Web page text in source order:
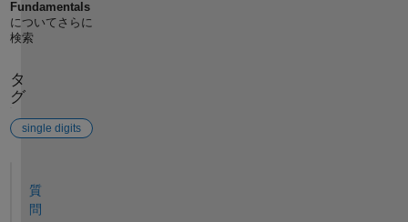
Fundamentals
についてさらに
検索
タ
グ
single digits
質
問